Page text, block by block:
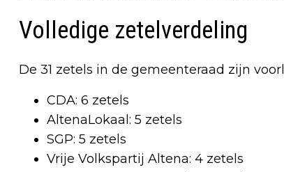
Volledige zetelverdeling
De 31 zetels in de gemeenteraad zijn
CDA: 6 zetels
AltenaLokaal: 5 zetels
SGP: 5 zetels
Vrije Volkspartij Altena: 4 zetels